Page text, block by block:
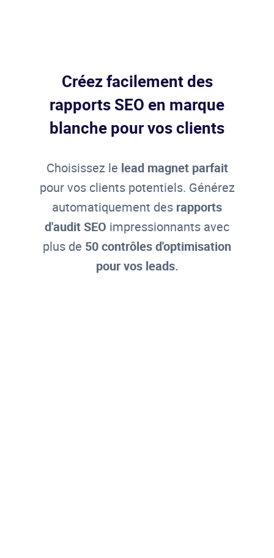
Créez facilement des
rapports SEO en marque
blanche pour vos clients
Choisissez le lead magnet parfait
pour vos clients potentiels. Générez
automatiquement des rapports
d'audit SEO impressionnants avec
plus de 50 contrôles d'optimisation
pour vos leads.